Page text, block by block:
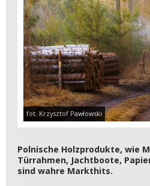
fot. Krzysztof Pawłowski
Polnische Holzprodukte, wie
Türrahmen, Jachtboote,
sind wahre Markthits.